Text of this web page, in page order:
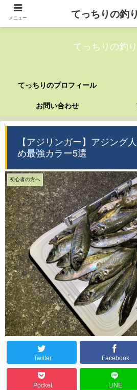
てっちりの釣
てっちりのプロフィール
お問い合わせ
【アジリンガー】アジング
め最強カラー5選
初心者の方へ
Twitter Facebook
Pocket LINE
メニュー てっちりの釣